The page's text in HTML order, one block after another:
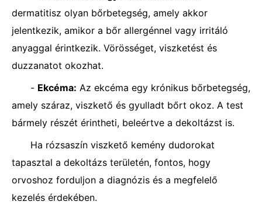
dermatitisz olyan bőrbetegség, amely akkor
jelentkezik, amikor a bőr allergénnel vagy irritáló
anyaggal érintkezik. Vörösséget, viszketést és
duzzanatot okozhat.
- Ekcéma: Az ekcéma egy krónikus bőrbetegség,
amely száraz, viszkető és gyulladt bőrt okoz. A test
bármely részét érintheti, beleértve a dekoltázst is.
Ha rózsaszín viszkető kemény dudorokat
tapasztal a dekoltázs területén, fontos, hogy
orvoshoz forduljon a diagnózis és a megfelelő
kezelés érdekében.